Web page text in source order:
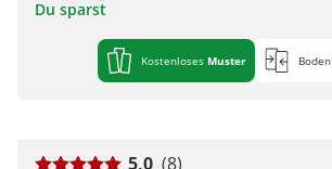
Du sparst
Kostenloses Muster Boden
5,0 (8)